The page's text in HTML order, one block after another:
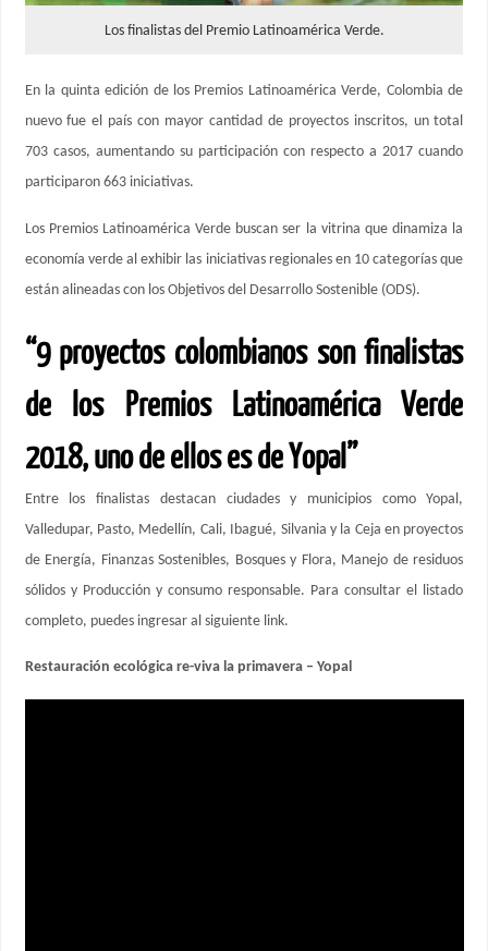
Los finalistas del Premio Latinoamérica Verde.
En la quinta edición de los Premios Latinoamérica Verde, Colombia de
nuevo fue el país con mayor cantidad de proyectos inscritos, un total
703 casos, aumentando su participación con respecto a 2017 cuando
participaron 663 iniciativas.
Los Premios Latinoamérica Verde buscan ser la vitrina que dinamiza la
economía verde al exhibir las iniciativas regionales en 10 categorías que
están alineadas con los Objetivos del Desarrollo Sostenible (ODS).
“9 proyectos colombianos son finalistas
de los Premios Latinoamérica Verde
2018, uno de ellos es de Yopal”
Entre los finalistas destacan ciudades y municipios como Yopal,
Valledupar, Pasto, Medellín, Cali, Ibagué, Silvania y la Ceja en proyectos
de Energía, Finanzas Sostenibles, Bosques y Flora, Manejo de residuos
sólidos y Producción y consumo responsable. Para consultar el listado
completo, puedes ingresar al siguiente link.
Restauración ecológica re-viva la primavera – Yopal